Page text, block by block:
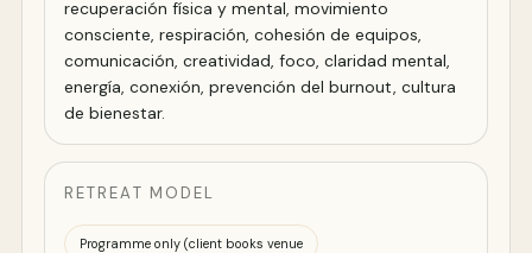
recuperación física y mental, movimiento
consciente, respiración, cohesión de equipos,
comunicación, creatividad, foco, claridad mental,
energía, conexión, prevención del burnout, cultura
de bienestar.
RETREAT MODEL
Programme only (client books venue